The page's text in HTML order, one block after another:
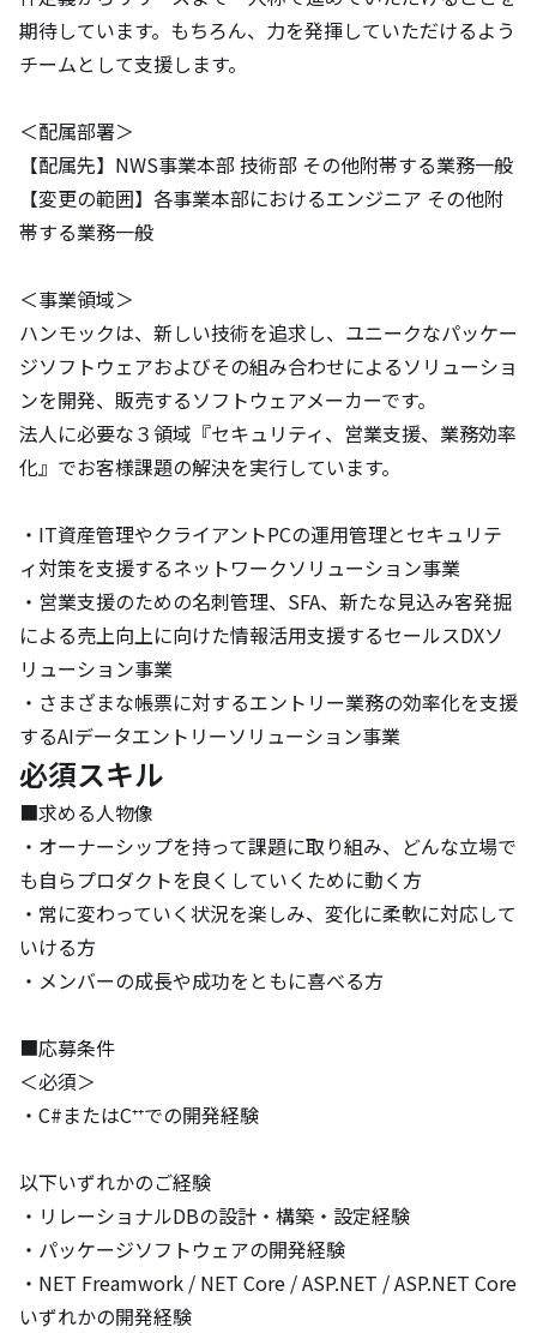
期待しています。もちろん、力を発揮していただけるよう
チームとして支援します。
＜配属部署＞
【配属先】NWS事業本部 技術部 その他附帯する業務一般
【変更の範囲】各事業本部におけるエンジニア その他附
帯する業務一般
＜事業領域＞
ハンモックは、新しい技術を追求し、ユニークなパッケー
ジソフトウェアおよびその組み合わせによるソリューショ
ンを開発、販売するソフトウェアメーカーです。
法人に必要な３領域『セキュリティ、営業支援、業務効率
化』でお客様課題の解決を実行しています。
・IT資産管理やクライアントPCの運用管理とセキュリテ
ィ対策を支援するネットワークソリューション事業
・営業支援のための名刺管理、SFA、新たな見込み客発掘
による売上向上に向けた情報活用支援するセールスDXソ
リューション事業
・さまざまな帳票に対するエントリー業務の効率化を支援
するAIデータエントリーソリューション事業
必須スキル
■求める人物像
・オーナーシップを持って課題に取り組み、どんな立場で
も自らプロダクトを良くしていくために動く方
・常に変わっていく状況を楽しみ、変化に柔軟に対応して
いける方
・メンバーの成長や成功をともに喜べる方
■応募条件
＜必須＞
・C#またはC⁺⁺での開発経験
以下いずれかのご経験
・リレーショナルDBの設計・構築・設定経験
・パッケージソフトウェアの開発経験
・NET Freamwork / NET Core / ASP.NET / ASP.NET Core
いずれかの開発経験